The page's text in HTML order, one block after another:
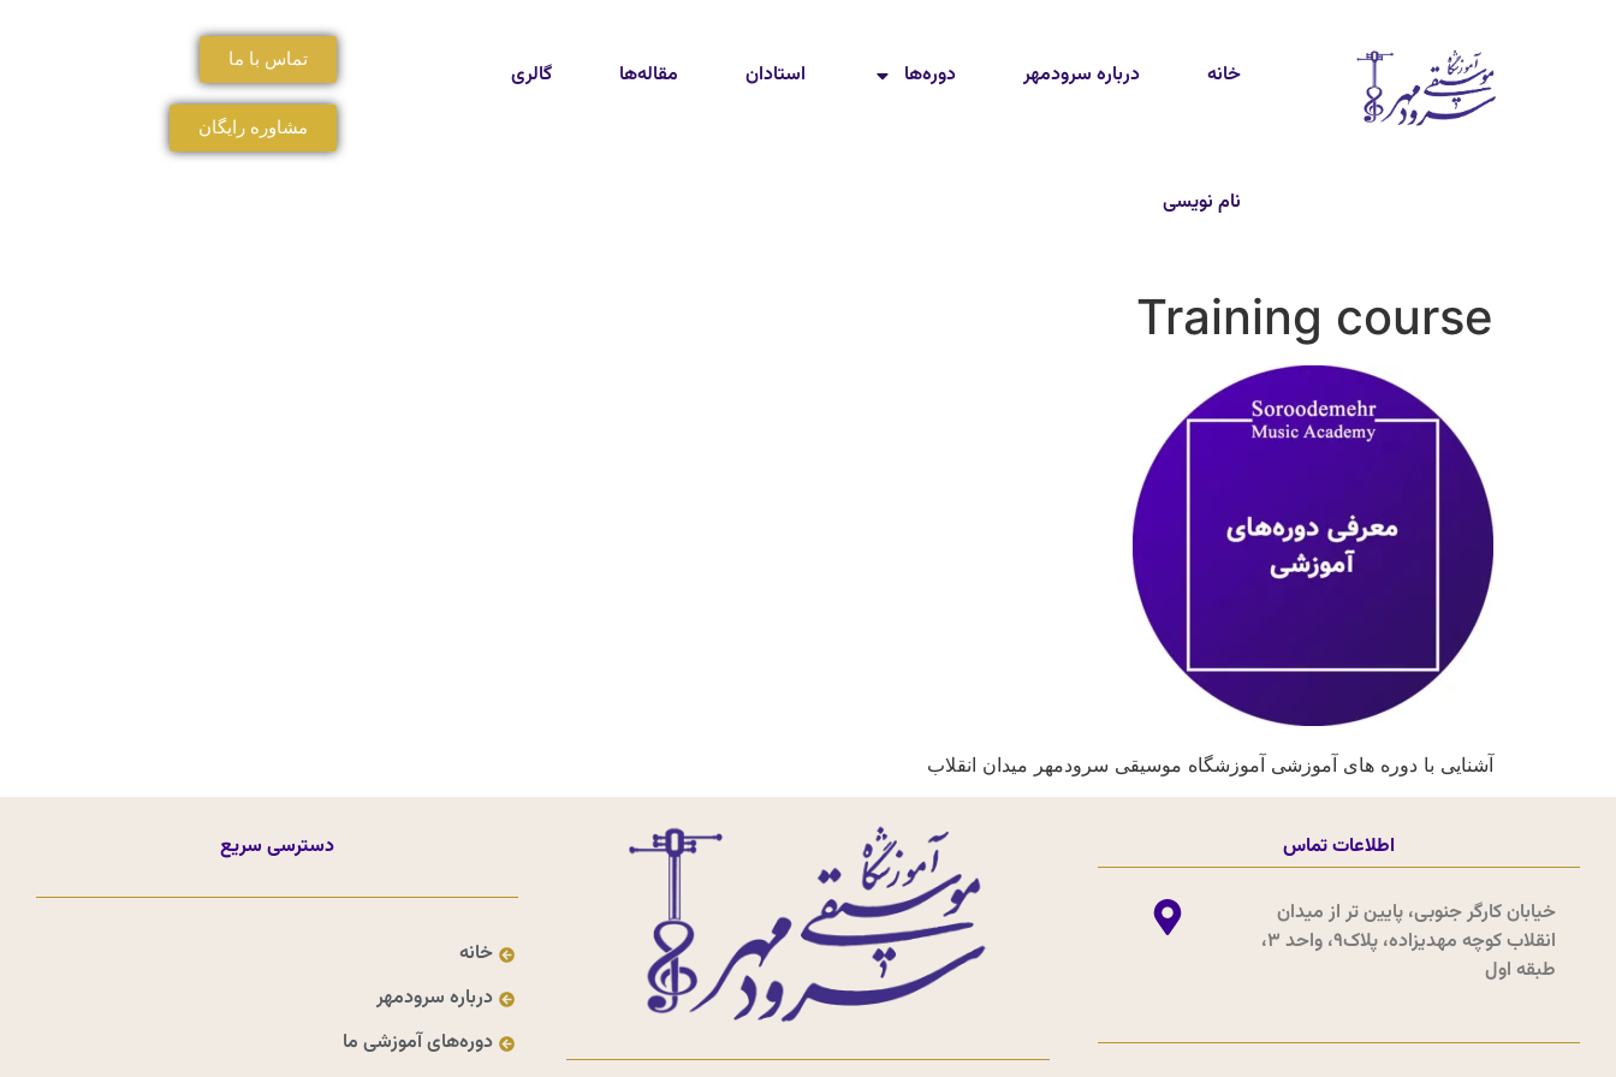
خانه درباره سرودمهر دوره‌ها استادان مقاله‌ها گالری
نام نویسی
تماس با ما
مشاوره رایگان
Training course
آشنایی با دوره های آموزشی آموزشگاه موسیقی سرودمهر میدان انقلاب
اطلاعات تماس
خیابان کارگر جنوبی، پایین تر از میدان
انقلاب کوچه مهدیزاده، پلاک9، واحد 3،
طبقه اول
دسترسی سریع
خانه
درباره سرودمهر
دوره‌های آموزشی ما